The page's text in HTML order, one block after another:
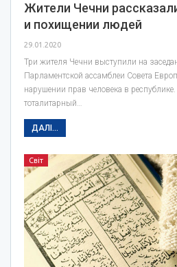
Жители Чечни
и похищении людей
29.01.2020
Три жителя Чечни выступили на
Парламентской ассамблеи Совета
нарушении прав человека в
тоталитарный…
ДАЛІ...
Світ